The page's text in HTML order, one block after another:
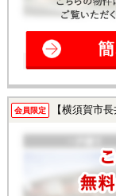
会員限定 【横須賀市長